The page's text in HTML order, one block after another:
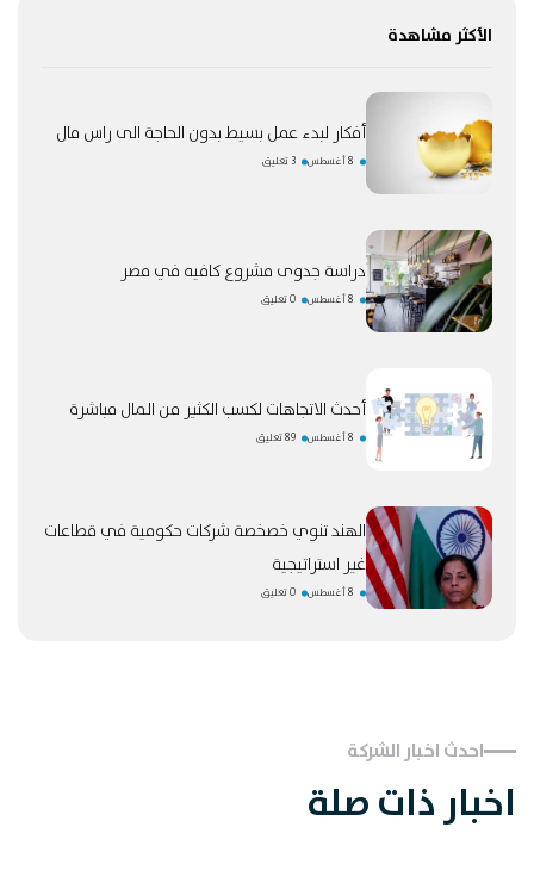
الأكثر مشاهدة
أفكار لبدء عمل بسيط بدون الحاجة الى راس مال
8 أغسطس 3 تعليق
دراسة جدوى مشروع كافيه في مصر
8 أغسطس 0 تعليق
أحدث الاتجاهات لكسب الكثير من المال مباشرة
8 أغسطس 89 تعليق
الهند تنوي خصخصة شركات حكومية في قطاعات
غير استراتيجية
8 أغسطس 0 تعليق
احدث اخبار الشركة
اخبار ذات صلة